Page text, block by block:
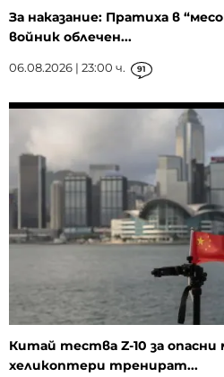
За наказание: Пратиха в
войник облечен...
06.08.2026 | 23:00 ч. 91
Китай тества Z-10 за
хеликоптери тренират...